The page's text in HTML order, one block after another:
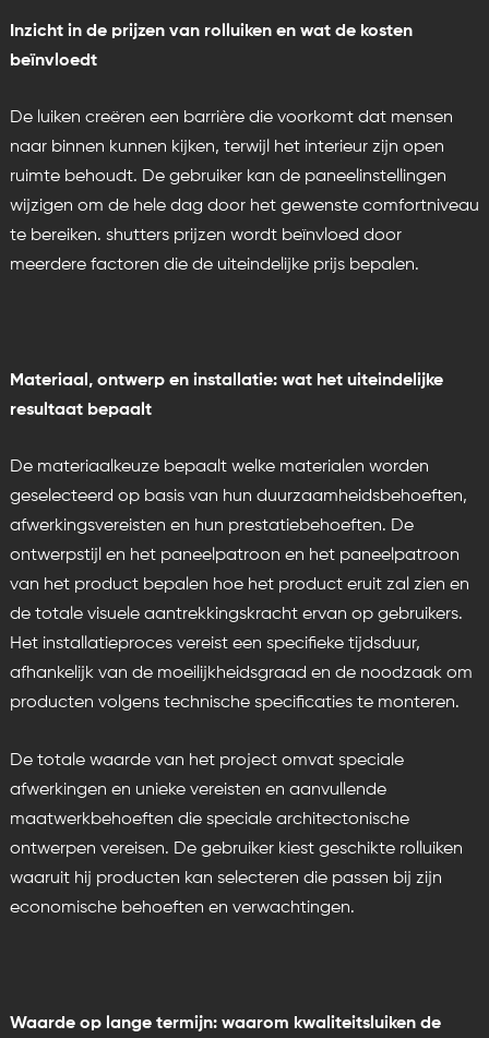
Inzicht in de prijzen van rolluiken en wat de kosten
beïnvloedt
De luiken creëren een barrière die voorkomt dat mensen
naar binnen kunnen kijken, terwijl het interieur zijn open
ruimte behoudt. De gebruiker kan de paneelinstellingen
wijzigen om de hele dag door het gewenste comfortniveau
te bereiken. shutters prijzen wordt beïnvloed door
meerdere factoren die de uiteindelijke prijs bepalen.
Materiaal, ontwerp en installatie: wat het uiteindelijke
resultaat bepaalt
De materiaalkeuze bepaalt welke materialen worden
geselecteerd op basis van hun duurzaamheidsbehoeften,
afwerkingsvereisten en hun prestatiebehoeften. De
ontwerpstijl en het paneelpatroon en het paneelpatroon
van het product bepalen hoe het product eruit zal zien en
de totale visuele aantrekkingskracht ervan op gebruikers.
Het installatieproces vereist een specifieke tijdsduur,
afhankelijk van de moeilijkheidsgraad en de noodzaak om
producten volgens technische specificaties te monteren.
De totale waarde van het project omvat speciale
afwerkingen en unieke vereisten en aanvullende
maatwerkbehoeften die speciale architectonische
ontwerpen vereisen. De gebruiker kiest geschikte rolluiken
waaruit hij producten kan selecteren die passen bij zijn
economische behoeften en verwachtingen.
Waarde op lange termijn: waarom kwaliteitsluiken de